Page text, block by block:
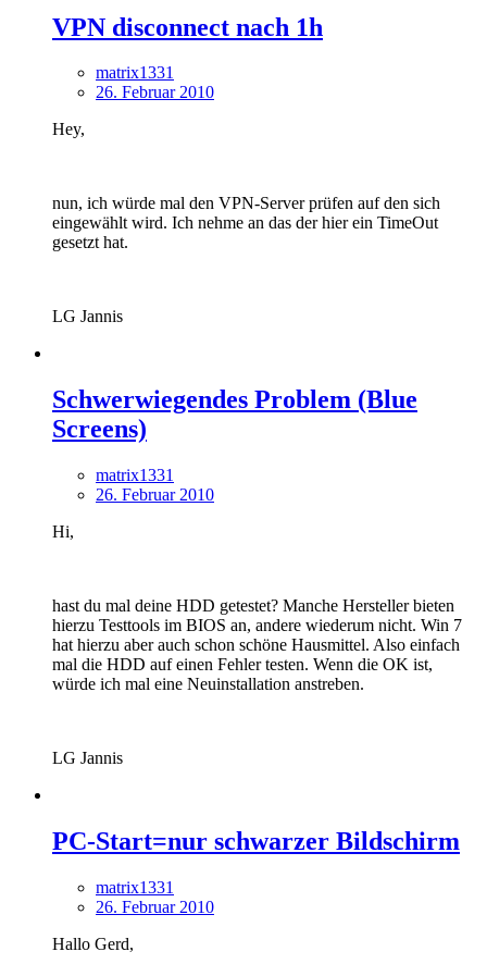
VPN disconnect nach 1h
matrix1331
26. Februar 2010
Hey,
nun, ich würde mal den VPN-Server prüfen auf den sich
eingewählt wird. Ich nehme an das der hier ein TimeOut
gesetzt hat.
LG Jannis
Schwerwiegendes Problem (Blue
Screens)
matrix1331
26. Februar 2010
Hi,
hast du mal deine HDD getestet? Manche Hersteller bieten
hierzu Testtools im BIOS an, andere wiederum nicht. Win 7
hat hierzu aber auch schon schöne Hausmittel. Also einfach
mal die HDD auf einen Fehler testen. Wenn die OK ist,
würde ich mal eine Neuinstallation anstreben.
LG Jannis
PC-Start=nur schwarzer Bildschirm
matrix1331
26. Februar 2010
Hallo Gerd,